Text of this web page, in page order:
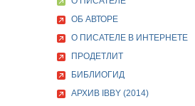
ОБ АВТОРЕ
О ПИСАТЕЛЕ В ИНТЕРНЕТЕ
ПРОДЕТЛИТ
БИБЛИОГИД
АРХИВ IBBY (2014)